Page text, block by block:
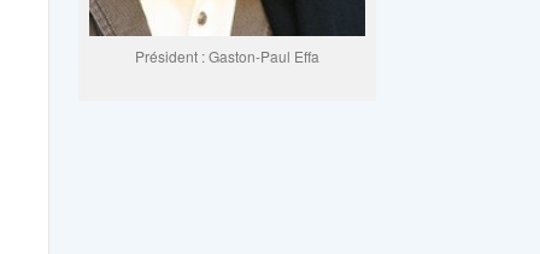
Président : Gaston-Paul Effa